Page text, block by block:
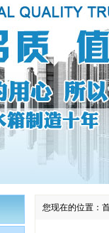
您现在的位置：